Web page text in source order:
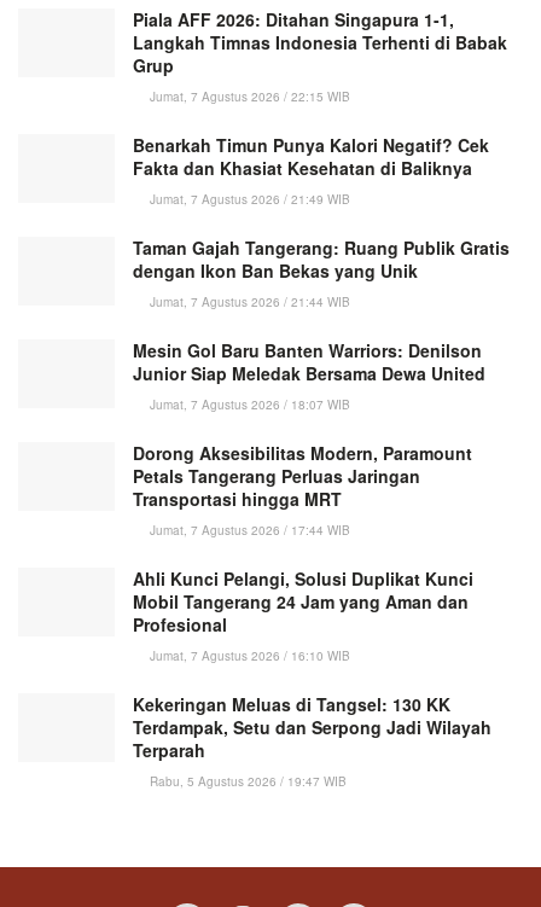
Piala AFF 2026: Ditahan Singapura 1-1,
Langkah Timnas Indonesia Terhenti di Babak
Grup
Jumat, 7 Agustus 2026 / 22:15 WIB
Benarkah Timun Punya Kalori Negatif? Cek
Fakta dan Khasiat Kesehatan di Baliknya
Jumat, 7 Agustus 2026 / 21:49 WIB
Taman Gajah Tangerang: Ruang Publik Gratis
dengan Ikon Ban Bekas yang Unik
Jumat, 7 Agustus 2026 / 21:44 WIB
Mesin Gol Baru Banten Warriors: Denilson
Junior Siap Meledak Bersama Dewa United
Jumat, 7 Agustus 2026 / 18:07 WIB
Dorong Aksesibilitas Modern, Paramount
Petals Tangerang Perluas Jaringan
Transportasi hingga MRT
Jumat, 7 Agustus 2026 / 17:44 WIB
Ahli Kunci Pelangi, Solusi Duplikat Kunci
Mobil Tangerang 24 Jam yang Aman dan
Profesional
Jumat, 7 Agustus 2026 / 16:10 WIB
Kekeringan Meluas di Tangsel: 130 KK
Terdampak, Setu dan Serpong Jadi Wilayah
Terparah
Rabu, 5 Agustus 2026 / 19:47 WIB